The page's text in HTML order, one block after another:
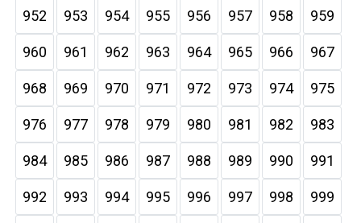
952 953 954 955 956 957 958 959
960 961 962 963 964 965 966 967
968 969 970 971 972 973 974 975
976 977 978 979 980 981 982 983
984 985 986 987 988 989 990 991
992 993 994 995 996 997 998 999